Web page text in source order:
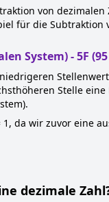
von
für die Subtraktion
System) - 5F
Stelle
da wir zuvor eine
dezimale